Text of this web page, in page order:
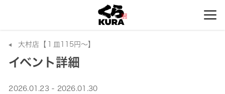
大村店【１皿115円～】
イベント詳細
2026.01.23 - 2026.01.30